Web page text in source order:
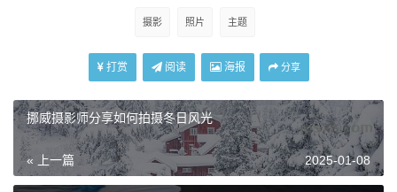
到虚化不错的照片。例如下面几张图，对焦点的合理选择得
到的背景虚化效果。
摄影 照片 主题
打赏 阅读 海报 分享
挪威摄影师分享如何拍摄冬日风光
« 上一篇 2025-01-08